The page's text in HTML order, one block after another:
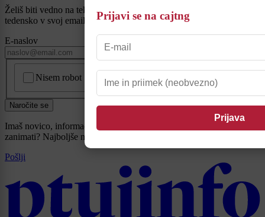
Želiš biti vedno na tekočem? Prijavi se na novice in dvakrat
tedensko v svoj email nabiralnik prejmi pregled svežih novic.
E-naslov
Nisem robot
Naročite se
Imaš novico, informacijo, fotografijo ali video, ki bi nas utegnila
zanimati? Najboljše nagradimo.
Pošlji
Prijavi se na cajtng